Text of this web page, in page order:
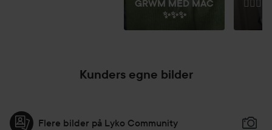
GRWM MED MAC
✨✨✨
🧜🏼‍♀️
Kunders egne bilder
Flere bilder på Lyko Community